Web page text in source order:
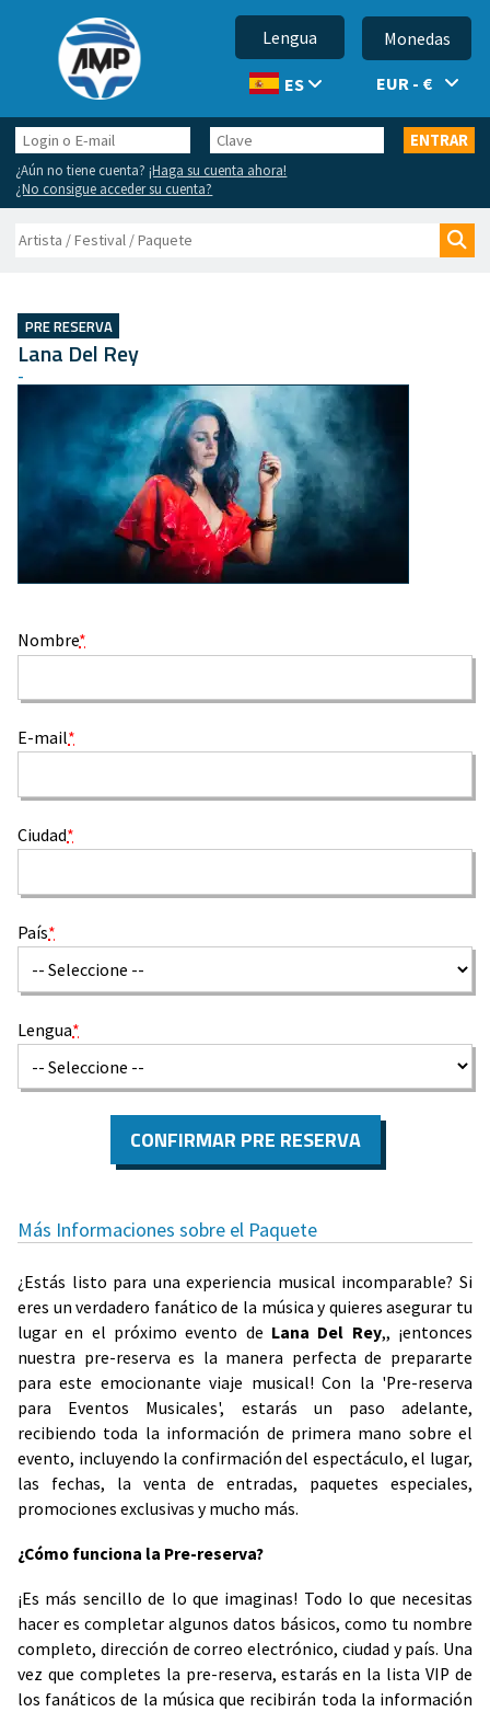
Lengua
ES
Monedas
EUR - €
Login
o
E-
mail
Clave ENTRAR
¿Aún no tiene cuenta?¡Haga su cuenta ahora!
¿No consigue acceder su cuenta?
Buscar
PRE RESERVA
Lana Del Rey
-
Nombre*
E-mail*
Ciudad*
País*
Lengua*
CONFIRMAR PRE RESERVA
Más Informaciones sobre el Paquete
¿Estás listo para una experiencia musical incomparable? Si
eres un verdadero fanático de la música y quieres asegurar tu
lugar en el próximo evento de Lana Del Rey,, ¡entonces
nuestra pre-reserva es la manera perfecta de prepararte
para este emocionante viaje musical! Con la 'Pre-reserva
para Eventos Musicales', estarás un paso adelante,
recibiendo toda la información de primera mano sobre el
evento, incluyendo la confirmación del espectáculo, el lugar,
las fechas, la venta de entradas, paquetes especiales,
promociones exclusivas y mucho más.
¿Cómo funciona la Pre-reserva?
¡Es más sencillo de lo que imaginas! Todo lo que necesitas
hacer es completar algunos datos básicos, como tu nombre
completo, dirección de correo electrónico, ciudad y país. Una
vez que completes la pre-reserva, estarás en la lista VIP de
los fanáticos de la música que recibirán toda la información